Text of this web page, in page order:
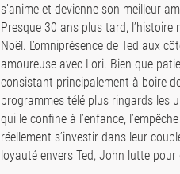
s’anime et devienne son meilleur
Presque 30 ans plus tard, l’histoire
Noël. L’omniprésence de Ted aux
amoureuse avec Lori. Bien que
consistant principalement à boire
programmes télé plus ringards les
qui le confine à l’enfance,
réellement s’investir dans leur
loyauté envers Ted, John lutte